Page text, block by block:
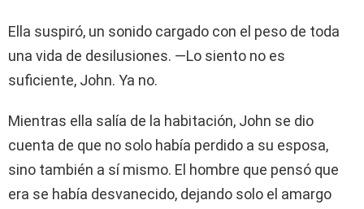
Ella suspiró, un sonido cargado con el peso de toda
una vida de desilusiones. —Lo siento no es
suficiente, John. Ya no.
Mientras ella salía de la habitación, John se dio
cuenta de que no solo había perdido a su esposa,
sino también a sí mismo. El hombre que pensó que
era se había desvanecido, dejando solo el amargo